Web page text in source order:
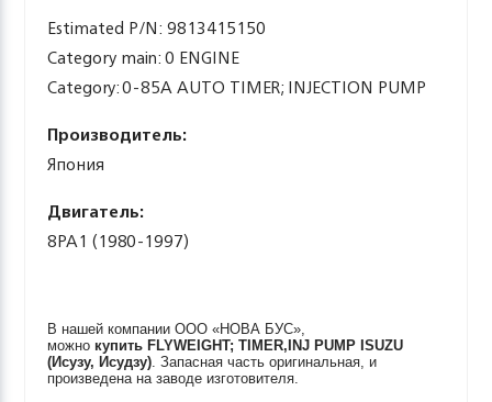
Estimated P/N: 9813415150
Category main: 0 ENGINE
Category: 0-85A AUTO TIMER; INJECTION PUMP
Производитель:
Япония
Двигатель:
8PA1 (1980-1997)
В нашей компании ООО «НОВА БУС»,
можно купить FLYWEIGHT; TIMER,INJ PUMP ISUZU
(Исузу, Исудзу). Запасная часть оригинальная, и
произведена на заводе изготовителя.